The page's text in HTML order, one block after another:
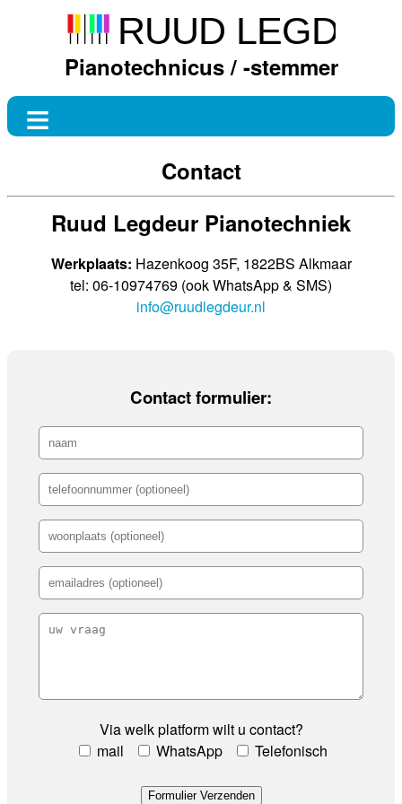
Pianotechnicus / -stemmer
Contact
Ruud Legdeur Pianotechniek
Werkplaats: Hazenkoog 35F, 1822BS Alkmaar
tel: 06-10974769 (ook WhatsApp & SMS)
info@ruudlegdeur.nl
Contact formulier:
Via welk platform wilt u contact?
mail
WhatsApp Telefonisch
Formulier Verzenden